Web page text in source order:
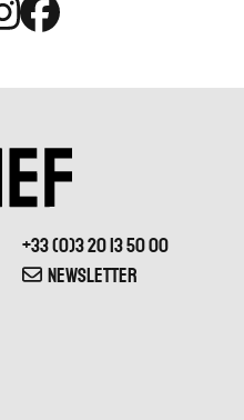
+33 (0)3 20 13 50 00
NEWSLETTER